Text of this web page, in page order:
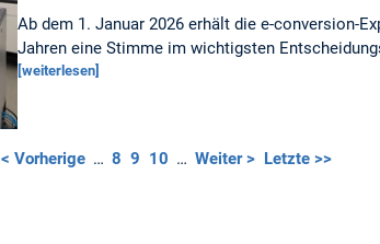
Ab dem 1. Januar 2026 erhält die e-conversion-
Jahren eine Stimme im wichtigsten
[weiterlesen]
< Vorherige … 8 9 10 … Weiter > Letzte >>